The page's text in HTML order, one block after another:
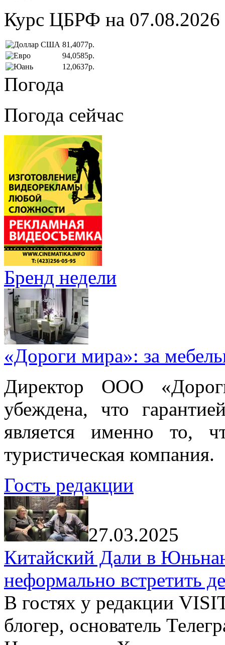
Курс ЦБРФ на 07.08.2026
81,4077р.
94,0585р.
12,0637р.
Погода
Погода сейчас
Бренд недели
«Дороги мира»: за
Директор ООО
убеждена, что
является именно то,
туристическая компания.
Гость редакции
27.03.2025
Китайский Дали в
неформально встретить
В гостях у редакции
блогер, основатель